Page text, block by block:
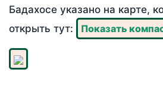
Бадахосе указано на карте,
открыть тут:
Показать